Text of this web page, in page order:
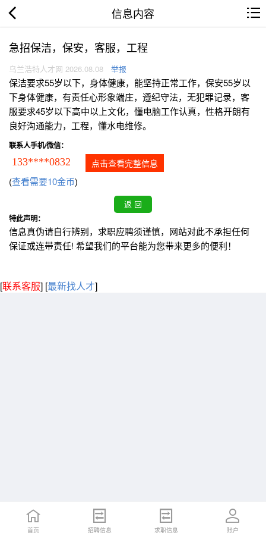
信息内容
急招保洁，保安，客服，工程
乌兰浩特人才网 2026.08.08 举报
保洁要求55岁以下，身体健康，能坚持正常工作，保安55岁以
下身体健康，有责任心形象端庄，遵纪守法，无犯罪记录，客
服要求45岁以下高中以上文化，懂电脑工作认真，性格开朗有
良好沟通能力，工程，懂水电维修。
联系人手机/微信：
133****0832 点击查看完整信息
(查看需要10金币)
特此声明：
信息真伪请自行辨别，求职应聘须谨慎，网站对此不承担任何
保证或连带责任! 希望我们的平台能为您带来更多的便利！
[联系客服] [最新找人才]
首页 招聘信息 求职信息 账户